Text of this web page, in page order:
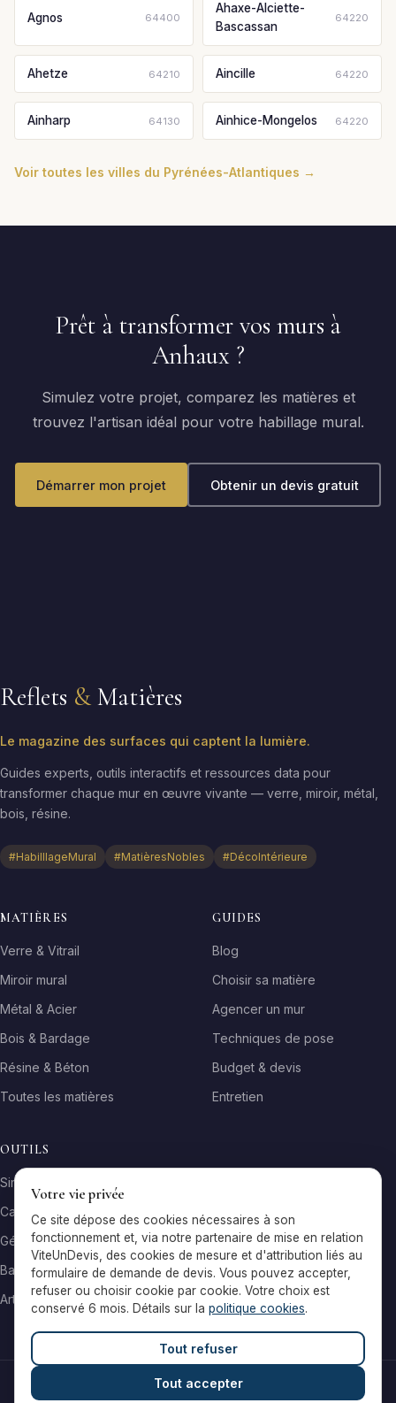
Agnos 64400
Ahaxe-Alciette-
Bascassan
64220
Ahetze 64210 Aincille 64220
Ainharp 64130 Ainhice-Mongelos 64220
Voir toutes les villes du Pyrénées-Atlantiques →
Prêt à transformer vos murs à
Anhaux ?
Simulez votre projet, comparez les matières et
trouvez l'artisan idéal pour votre habillage mural.
Démarrer mon projet Obtenir un devis gratuit
Reflets & Matières
Le magazine des surfaces qui captent la lumière.
Guides experts, outils interactifs et ressources data pour
transformer chaque mur en œuvre vivante — verre, miroir, métal,
bois, résine.
#HabilllageMural #MatièresNobles #DécoIntérieure
MATIÈRES
Verre & Vitrail
Miroir mural
Métal & Acier
Bois & Bardage
Résine & Béton
Toutes les matières
GUIDES
Blog
Choisir sa matière
Agencer un mur
Techniques de pose
Budget & devis
Entretien
OUTILS
Simulateur matière
Calculateur surface
Générateur galerie
Baromètre de prix
Artisans par ville
© 2026 Reflets & Matières — Tous droits réservés
Votre vie privée
Ce site dépose des cookies nécessaires à son
fonctionnement et, via notre partenaire de mise en relation
ViteUnDevis, des cookies de mesure et d'attribution liés au
formulaire de demande de devis. Vous pouvez accepter,
refuser ou choisir cookie par cookie. Votre choix est
conservé 6 mois. Détails sur la politique cookies.
Tout refuser
Tout accepter